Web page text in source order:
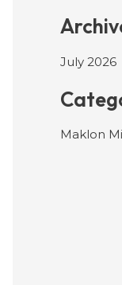
July 2026
Maklon